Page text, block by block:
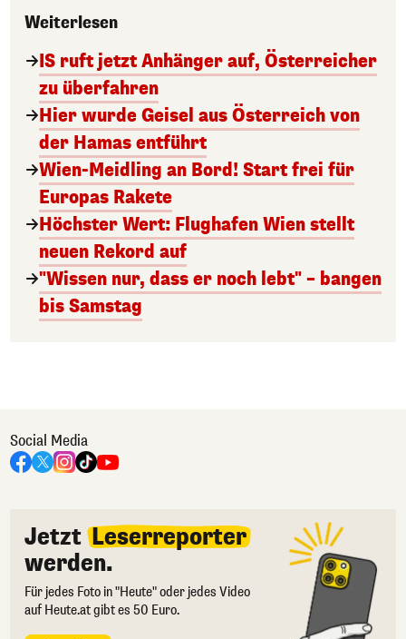
Weiterlesen
IS ruft jetzt Anhänger auf, Österreicher
zu überfahren
Hier wurde Geisel aus Österreich von
der Hamas entführt
Wien-Meidling an Bord! Start frei für
Europas Rakete
Höchster Wert: Flughafen Wien stellt
neuen Rekord auf
"Wissen nur, dass er noch lebt" – bangen
bis Samstag
Social Media
Jetzt Leserreporter
werden.
Für jedes Foto in "Heute" oder jedes Video
auf Heute.at gibt es 50 Euro.